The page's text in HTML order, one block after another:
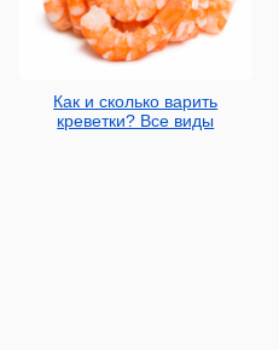
Как и сколько варить
креветки? Все виды